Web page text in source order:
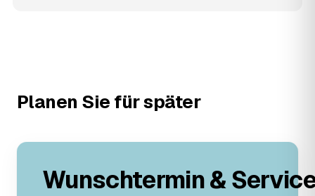
Planen Sie für später
Wunschtermin &